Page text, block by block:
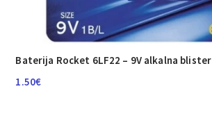
Baterija Rocket 6LF22 – 9V alkalna blister
1.50€